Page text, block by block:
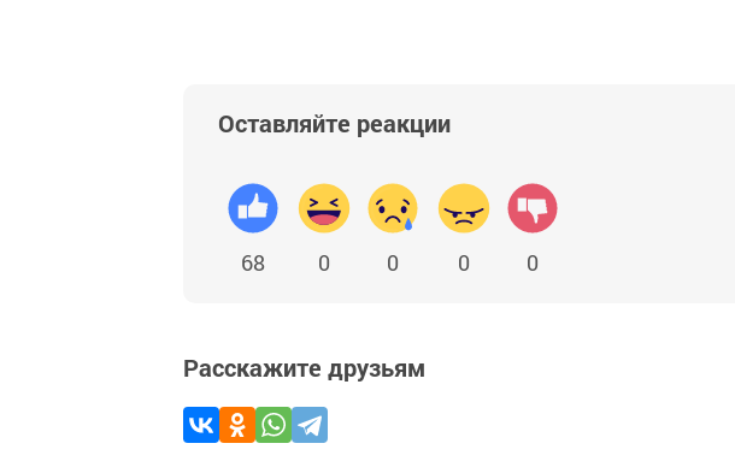
Оставляйте реакции
68 0 0 0 0
Расскажите друзьям